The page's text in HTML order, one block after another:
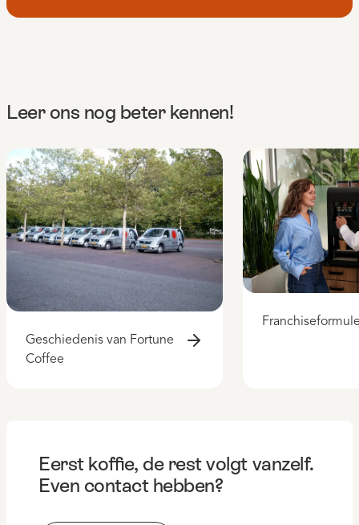
Leer ons nog beter kennen!
Geschiedenis van Fortune
Coffee
Eerst koffie, de rest volgt vanzelf.
Even contact hebben?